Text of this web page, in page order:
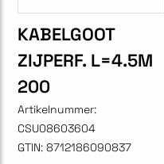
KABELGOOT
ZIJPERF. L=4.5M
200
Artikelnummer:
CSU08603604
GTIN: 8712186090837